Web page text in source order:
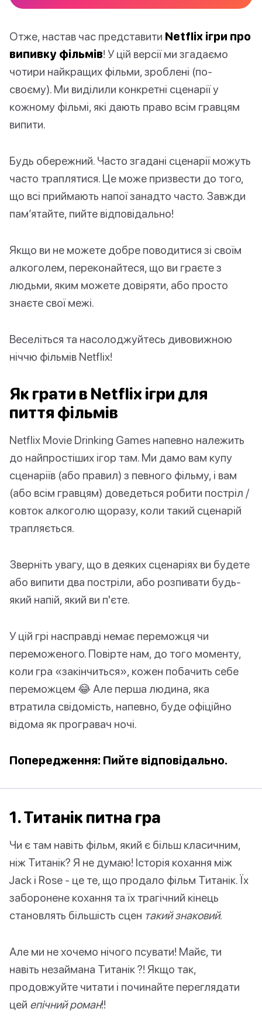
Отже, настав час представити Netflix ігри про
випивку фільмів! У цій версії ми згадаємо
чотири найкращих фільми, зроблені (по-
своєму). Ми виділили конкретні сценарії у
кожному фільмі, які дають право всім гравцям
випити.
Будь обережний. Часто згадані сценарії можуть
часто траплятися. Це може призвести до того,
що всі приймають напої занадто часто. Завжди
пам’ятайте, пийте відповідально!
Якщо ви не можете добре поводитися зі своїм
алкоголем, переконайтеся, що ви граєте з
людьми, яким можете довіряти, або просто
знаєте свої межі.
Веселіться та насолоджуйтесь дивовижною
ніччю фільмів Netflix!
Як грати в Netflix ігри для
пиття фільмів
Netflix Movie Drinking Games напевно належить
до найпростіших ігор там. Ми дамо вам купу
сценаріїв (або правил) з певного фільму, і вам
(або всім гравцям) доведеться робити постріл /
ковток алкоголю щоразу, коли такий сценарій
трапляється.
Зверніть увагу, що в деяких сценаріях ви будете
або випити два постріли, або розпивати будь-
який напій, який ви п'єте.
У цій грі насправді немає переможця чи
переможеного. Повірте нам, до того моменту,
коли гра «закінчиться», кожен побачить себе
переможцем 😂 Але перша людина, яка
втратила свідомість, напевно, буде офіційно
відома як програвач ночі.
Попередження: Пийте відповідально.
1. Титанік питна гра
Чи є там навіть фільм, який є більш класичним,
ніж Титанік? Я не думаю! Історія кохання між
Jack і Rose - це те, що продало фільм Титанік. Їх
заборонене кохання та їх трагічний кінець
становлять більшість сцен такий знаковий.
Але ми не хочемо нічого псувати! Майє, ти
навіть незаймана Титанік ?! Якщо так,
продовжуйте читати і починайте переглядати
цей епічний роман!!